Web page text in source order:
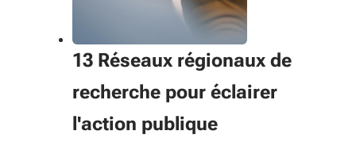
13 Réseaux régionaux de
recherche pour éclairer
l'action publique